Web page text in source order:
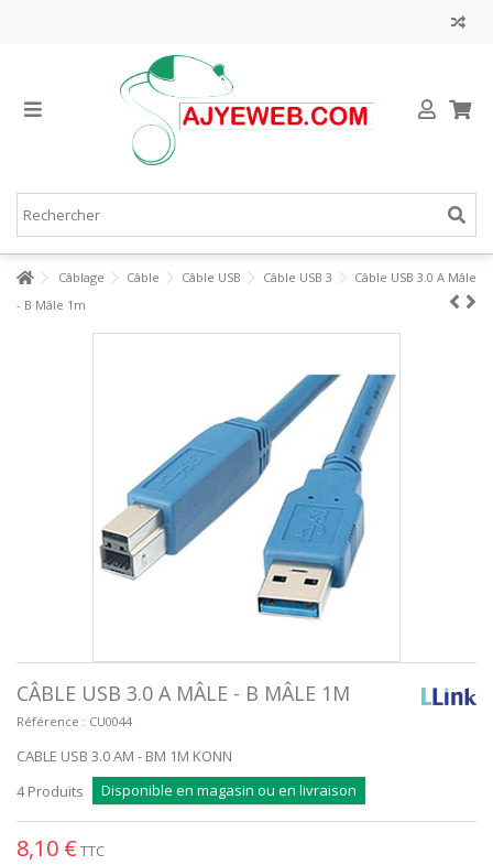
Câblage Câble Câble USB Câble USB 3
Câble USB 3.0 A Mâle
- B Mâle 1m
CÂBLE USB 3.0 A MÂLE - B MÂLE 1M
Référence : CU0044
CABLE USB 3.0 AM - BM 1M KONN
4 Produits Disponible en magasin ou en livraison
8,10 € TTC